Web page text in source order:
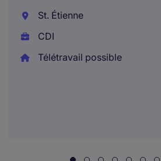
St. Étienne
CDI
Télétravail possible